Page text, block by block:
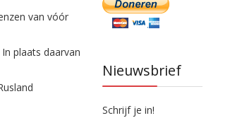
van vóór
plaats daarvan
Nieuwsbrief
Schrijf je in!